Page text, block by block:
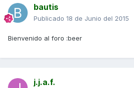
bautis
Publicado 18 de Junio del 2015
Bienvenido al foro :beer
j.j.a.f.